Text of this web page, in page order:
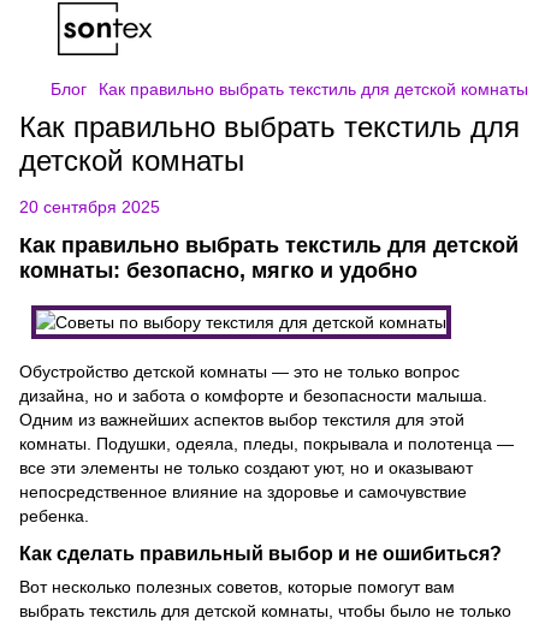
Блог Как правильно выбрать текстиль для детской комнаты
Как правильно выбрать текстиль для
детской комнаты
20 сентября 2025
Как правильно выбрать текстиль для детской
комнаты: безопасно, мягко и удобно
Обустройство детской комнаты — это не только вопрос
дизайна, но и забота о комфорте и безопасности малыша.
Одним из важнейших аспектов выбор текстиля для этой
комнаты. Подушки, одеяла, пледы, покрывала и полотенца —
все эти элементы не только создают уют, но и оказывают
непосредственное влияние на здоровье и самочувствие
ребенка.
Как сделать правильный выбор и не ошибиться?
Вот несколько полезных советов, которые помогут вам
выбрать текстиль для детской комнаты, чтобы было не только